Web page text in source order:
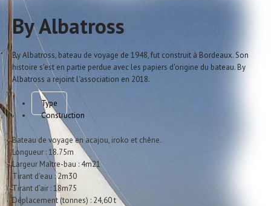
By Albatross
By Albatross, bateau de voyage de 1948, fut construit à Bordeaux. Son
histoire s'est en partie perdue avec les papiers d'origine du bateau. By
Albatross a rejoint l'association en 2018.
Type
Construction
Bateau de voyage en acajou, iroko et chêne.
Longueur : 18.75m
Largeur Maître-bau : 4m21
Tirant d’eau : 2m30
Tirant d’air : 18m75
Déplacement (tonnes) : 24,60 t